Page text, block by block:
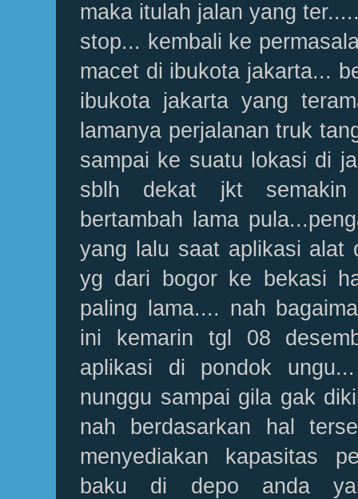
maka itulah jalan yang
stop... kembali ke
macet di ibukota jakarta...
ibukota jakarta yang
lamanya perjalanan truk
sampai ke suatu lokasi di
sblh dekat jkt
bertambah lama
yang lalu saat aplikasi alat
yg dari bogor ke bekasi
paling lama.... nah
ini kemarin tgl 08
aplikasi di pondok
nunggu sampai gila gak
nah berdasarkan hal
menyediakan kapasitas
baku di depo anda